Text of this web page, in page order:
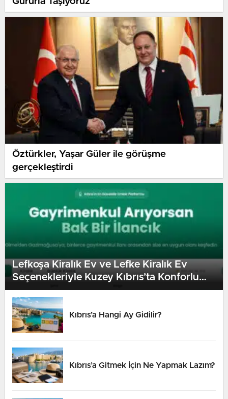
Öztürkler, Yaşar Güler ile görüşme
gerçekleştirdi
Lefkoşa Kiralık Ev ve Lefke Kiralık Ev
Seçenekleriyle Kuzey Kıbrıs’ta Konforlu
Yaşam
Kıbrıs’a Hangi Ay Gidilir?
Kıbrıs’a Gitmek İçin Ne Yapmak Lazım?